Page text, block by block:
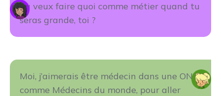
Tu veux faire quoi comme métier quand tu
seras grande, toi ?
Moi, j’aimerais être médecin dans une ONG
comme Médecins du monde, pour aller